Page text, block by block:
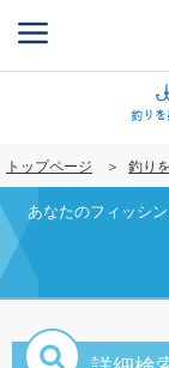
ン
に
移
動
釣りを
トップページ 釣り
あなたのフィッシ